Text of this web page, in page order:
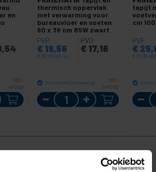
en
REF:
HP008
thermisch oppervlak
met verwarming voor
bureauvloer en voeten
60 x 36 cm 85W zwart
PVP
€ 19,56
€ 19,56VAT inc.
PVD
€17,16
Onmiddellijke levering
REF:
HP002
Aantal
tapijt
cm
PVP
€
€ 25,88